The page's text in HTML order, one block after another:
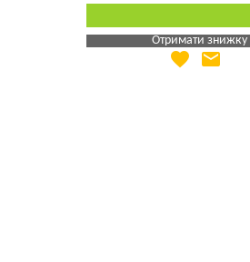
Отримати знижку
Яка Ваша ціна
favorite email